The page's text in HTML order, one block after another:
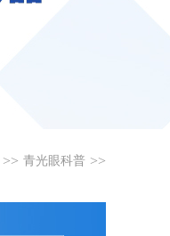
>> 青光眼科普 >>